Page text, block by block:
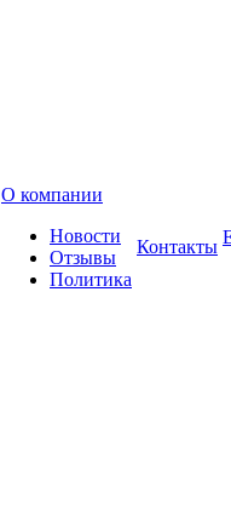
О компании
Новости
Отзывы
Политика
Контакты